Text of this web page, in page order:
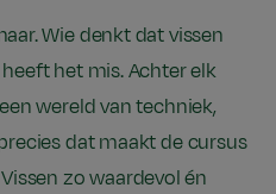
Wie denkt dat vissen
het mis. Achter elk
wereld van techniek,
dat maakt de cursus
zo waardevol én